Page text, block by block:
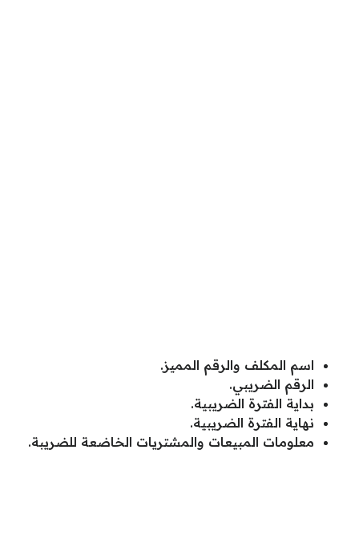
اسم المكلف والرقم المميز.
الرقم الضريبي.
بداية الفترة الضريبية.
نهاية الفترة الضريبية.
معلومات المبيعات والمشتريات الخاضعة للضريبة.